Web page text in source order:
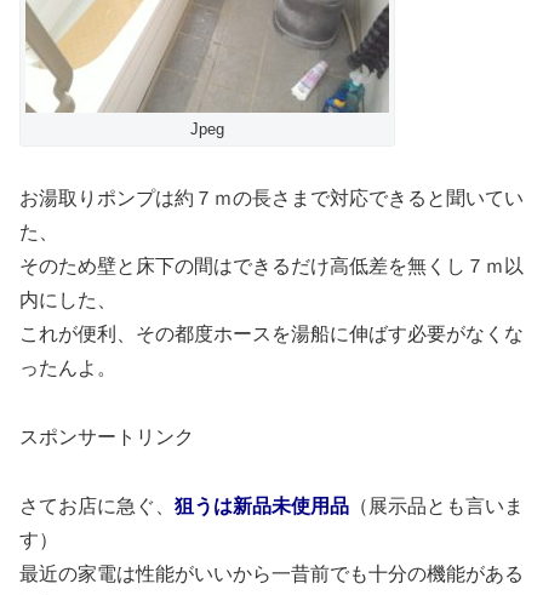
Jpeg
お湯取りポンプは約７ｍの長さまで対応できると聞いてい
た、
そのため壁と床下の間はできるだけ高低差を無くし７ｍ以
内にした、
これが便利、その都度ホースを湯船に伸ばす必要がなくな
ったんよ。
スポンサートリンク
さてお店に急ぐ、 狙うは新品未使用品 （展示品とも言いま
す）
最近の家電は性能がいいから一昔前でも十分の機能がある